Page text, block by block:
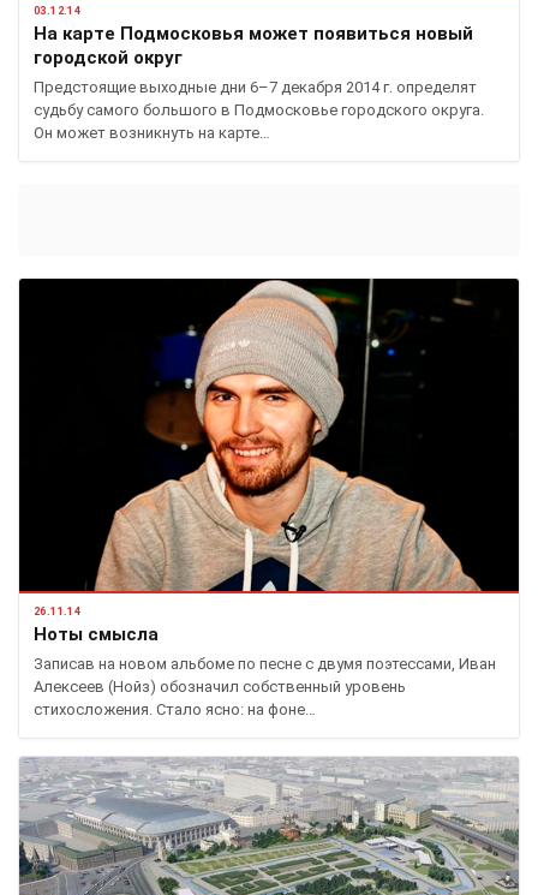
03.12.14
На карте Подмосковья может появиться новый
городской округ
Предстоящие выходные дни 6–7 декабря 2014 г. определят
судьбу самого большого в Подмосковье городского округа.
Он может возникнуть на карте…
26.11.14
Ноты смысла
Записав на новом альбоме по песне с двумя поэтессами, Иван
Алексеев (Нойз) обозначил собственный уровень
стихосложения. Стало ясно: на фоне…